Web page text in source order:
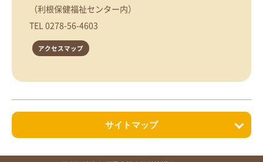
（利根保健福祉センター内）
TEL0278-56-4603
アクセスマップ
サイトマップ
ホーム